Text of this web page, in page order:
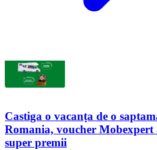
Castiga o vacanṭa de o
Romania, voucher Mobexpert
super premii